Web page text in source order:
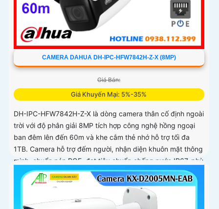
CAMERA DAHUA DH-IPC-HFW7842H-Z-X (8MP)
Giá Bán:
Giá Khuyến Mại: 5%-35%
DH-IPC-HFW7842H-Z-X là dòng camera thân cố định ngoài
trời với độ phân giải 8MP tích hợp công nghệ hồng ngoại
ban đêm lên đến 60m và khe cắm thẻ nhớ hỗ trợ tối đa
1TB. Camera hỗ trợ đếm người, nhận diện khuôn mặt thông
minh, chuẩn nén POE, đạt tiêu chuẩn chống nước IP67, phù
hợp cho các khu vực giám sát ngoài trời, hỗ trợ tính năng
quản lý chỗ đỗ xe hiệu quả cho các bãi giữ xe